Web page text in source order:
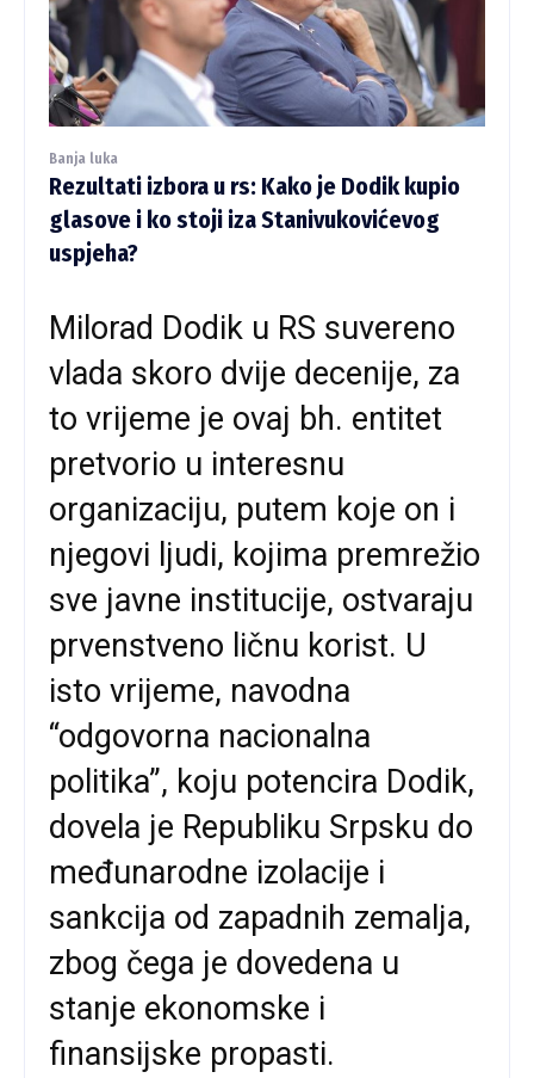
Banja luka
Rezultati izbora u rs: Kako je Dodik kupio
glasove i ko stoji iza Stanivukovićevog
uspjeha?
Milorad Dodik u RS suvereno
vlada skoro dvije decenije, za
to vrijeme je ovaj bh. entitet
pretvorio u interesnu
organizaciju, putem koje on i
njegovi ljudi, kojima premrežio
sve javne institucije, ostvaraju
prvenstveno ličnu korist. U
isto vrijeme, navodna
“odgovorna nacionalna
politika”, koju potencira Dodik,
dovela je Republiku Srpsku do
međunarodne izolacije i
sankcija od zapadnih zemalja,
zbog čega je dovedena u
stanje ekonomske i
finansijske propasti.